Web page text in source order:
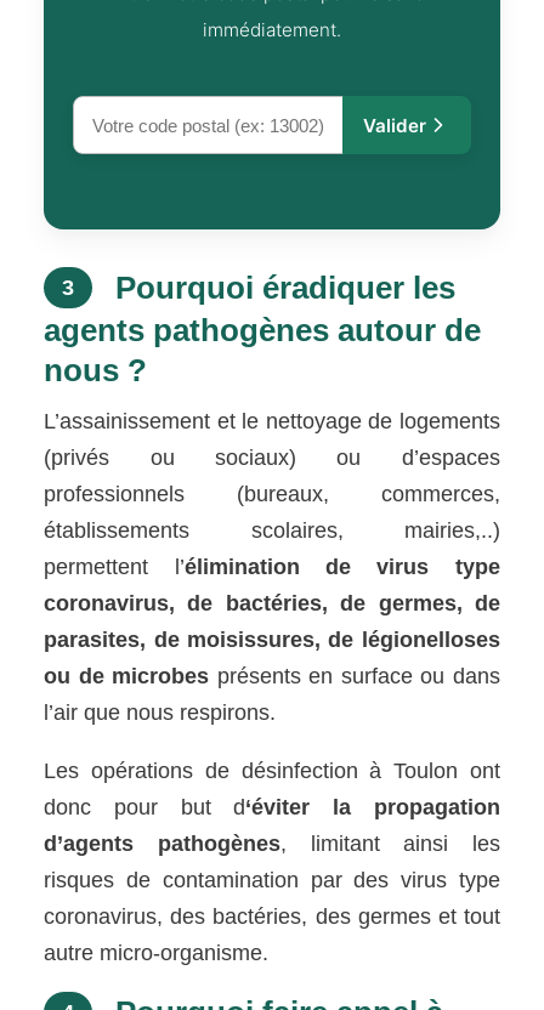
immédiatement.
Valider
3
Pourquoi éradiquer les
agents pathogènes autour de
nous ?
L’assainissement et le nettoyage de logements
(privés ou sociaux) ou d’espaces
professionnels (bureaux, commerces,
établissements scolaires, mairies,..)
permettent l’élimination de virus type
coronavirus, de bactéries, de germes, de
parasites, de moisissures, de légionelloses
ou de microbes présents en surface ou dans
l’air que nous respirons.
Les opérations de désinfection à Toulon ont
donc pour but d‘éviter la propagation
d’agents pathogènes, limitant ainsi les
risques de contamination par des virus type
coronavirus, des bactéries, des germes et tout
autre micro-organisme.